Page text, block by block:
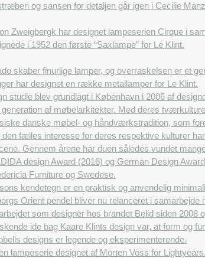
og sansen for detaljen går igen i Cecilie
Zweigbergk har designet lampeserien Cirque i
i 1952 den første “Saxlampe” for Le Klint.
skaber finurlige lamper, og overraskelsen er et
har designet en række metallamper for Le Klint.
studie blev grundlagt i København i 2006 af
af møbelarkitekter. Med deres
danske møbel- og håndværkstradition, som
fælles interesse for deres respektive kulturer
Gennem årene har duen således vundet
design Award (2016) og German Design
Furniture og Swedese.
kendetegn er en praktisk og anvendelig
Orient pendel bliver nu relanceret i samarbejde
som designer hos brandet Belid siden
ide bag Kaare Klints design var, at form og
designs er legende og eksperimenterende.
lampeserie designet af Morten Voss for Lightyears.